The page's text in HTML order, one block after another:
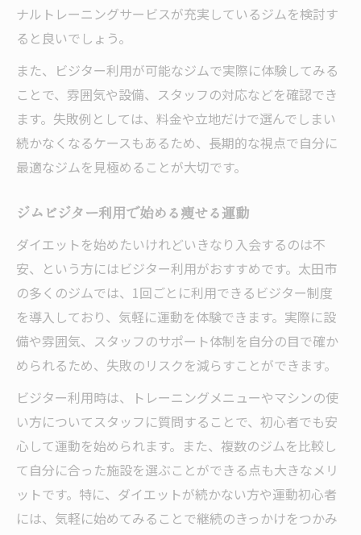
ナルトレーニングサービスが充実しているジムを検討す
ると良いでしょう。
また、ビジター利用が可能なジムで実際に体験してみる
ことで、雰囲気や設備、スタッフの対応などを確認でき
ます。失敗例としては、料金や立地だけで選んでしまい
続かなくなるケースもあるため、長期的な視点で自分に
最適なジムを見極めることが大切です。
ジムビジター利用で始める痩せる運動
ダイエットを始めたいけれどいきなり入会するのは不
安、という方にはビジター利用がおすすめです。太田市
の多くのジムでは、1回ごとに利用できるビジター制度
を導入しており、気軽に運動を体験できます。実際に設
備や雰囲気、スタッフのサポート体制を自分の目で確か
められるため、失敗のリスクを減らすことができます。
ビジター利用時は、トレーニングメニューやマシンの使
い方についてスタッフに質問することで、初心者でも安
心して運動を始められます。また、複数のジムを比較し
て自分に合った施設を選ぶことができる点も大きなメリ
ットです。特に、ダイエットが続かない方や運動初心者
には、気軽に始めてみることで継続のきっかけをつかみ